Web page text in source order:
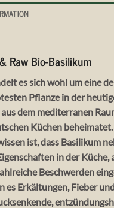
Raw Bio-Basilikum
es sich wohl um eine
Pflanze in der
aus dem mediterranen
Küchen
ist, dass Basilikum
in der Küche,
Beschwerden
es Erkältungen, Fieber